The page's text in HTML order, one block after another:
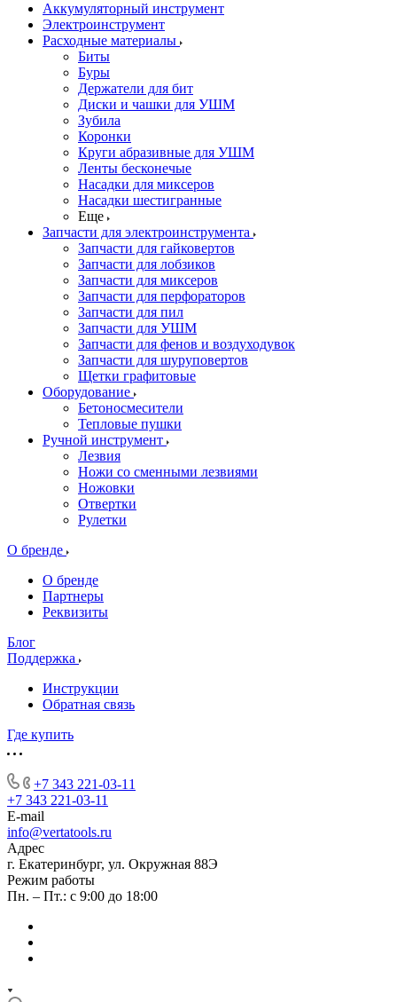
Аккумуляторный инструмент
Электроинструмент
Расходные материалы
Биты
Буры
Держатели для бит
Диски и чашки для УШМ
Зубила
Коронки
Круги абразивные для УШМ
Ленты бесконечые
Насадки для миксеров
Насадки шестигранные
Еще
Запчасти для электроинструмента
Запчасти для гайковертов
Запчасти для лобзиков
Запчасти для миксеров
Запчасти для перфораторов
Запчасти для пил
Запчасти для УШМ
Запчасти для фенов и воздуходувок
Запчасти для шуруповертов
Щетки графитовые
Оборудование
Бетоносмесители
Тепловые пушки
Ручной инструмент
Лезвия
Ножи со сменными лезвиями
Ножовки
Отвертки
Рулетки
О бренде
О бренде
Партнеры
Реквизиты
Блог
Поддержка
Инструкции
Обратная связь
Где купить
+7 343 221-03-11
+7 343 221-03-11
E-mail
info@vertatools.ru
Адрес
г. Екатеринбург, ул. Окружная 88Э
Режим работы
Пн. – Пт.: с 9:00 до 18:00